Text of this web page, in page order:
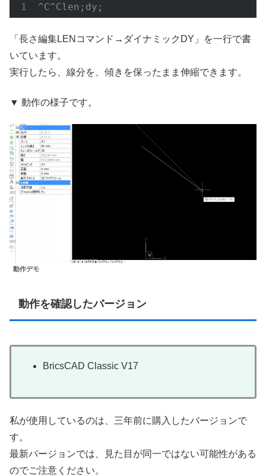
^C^Clen;dy;
「長さ編集LENコマンド→ダイナミックDY」を一行で書
いています。
実行したら、線分を、傾きを保ったまま伸縮できます。
▼ 動作の様子です。
動作デモ
動作を確認したバージョン
BricsCAD Classic V17
私が使用しているのは、三年前に購入したバージョンで
す。
最新バージョンでは、見た目が同一ではない可能性がある
のでご注意ください。